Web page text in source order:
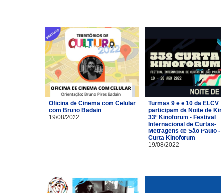
Oficina de Cinema com Celular
com Bruno Badain
19/08/2022
Turmas 9 e e 10 da ELCV
participam da Noite de
33º Kinoforum - Festival
Internacional de Curtas-
Metragens de São Paulo -
Curta Kinoforum
19/08/2022